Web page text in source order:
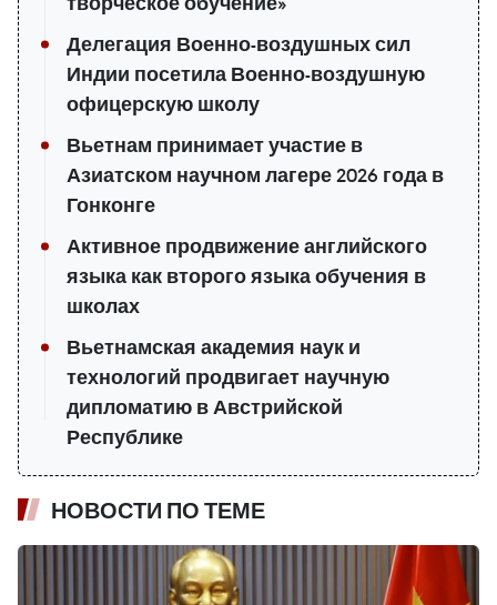
Делегация Военно-воздушных сил
Индии посетила Военно-воздушную
офицерскую школу
Вьетнам принимает участие в
Азиатском научном лагере 2026 года в
Гонконге
Активное продвижение английского
языка как второго языка обучения в
школах
Вьетнамская академия наук и
технологий продвигает научную
дипломатию в Австрийской
Республике
НОВОСТИ ПО ТЕМЕ